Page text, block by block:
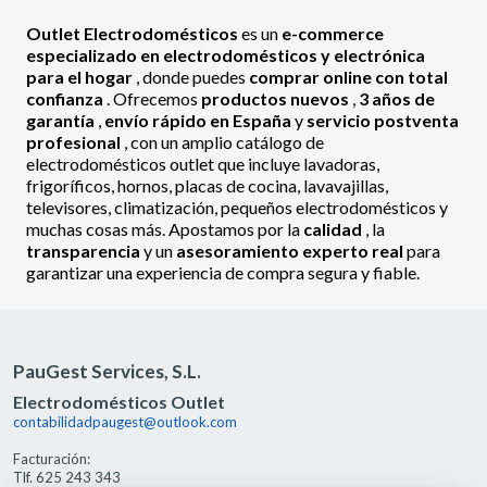
Outlet Electrodomésticos es un e-commerce
especializado en electrodomésticos y electrónica
para el hogar , donde puedes comprar online con total
confianza . Ofrecemos productos nuevos , 3 años de
garantía , envío rápido en España y servicio postventa
profesional , con un amplio catálogo de
electrodomésticos outlet que incluye lavadoras,
frigoríficos, hornos, placas de cocina, lavavajillas,
televisores, climatización, pequeños electrodomésticos y
muchas cosas más. Apostamos por la calidad , la
transparencia y un asesoramiento experto real para
garantizar una experiencia de compra segura y fiable.
PauGest Services, S.L.
Electrodomésticos Outlet
contabilidadpaugest@outlook.com
Facturación:
Tlf. 625 243 343